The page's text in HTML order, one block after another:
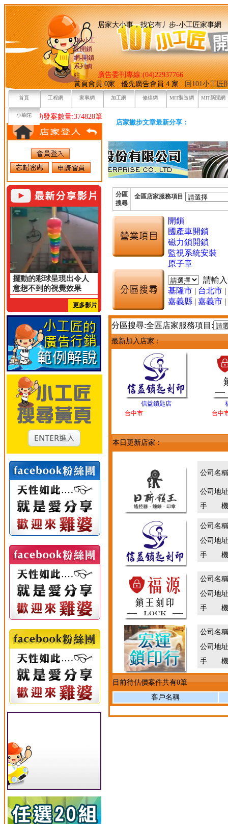
101小工
匠開鎖
網-開鎖
系列網
站
居家大小事，找它有丿步-小
廣告委刊專線:(04)22937766
黃頁會員:0家 優先廣告會員:4 家回101小工匠
首頁 工程網 家事網 加工網 修繕網 MIT製造網 MIT新聞網
小華陀
目前已成功發案數量:374828筆
擺動的彩球呈現出令人
意想不到的視覺效果
更多影片
店家撇步文章最新分享：
分區
搜尋
全區店家服務項目
開鎖
國產車開鎖
磁力鎖開鎖
監視系統安裝
原子章
請輸
基隆市 | 台北市 |
嘉義縣 | 嘉義市 |
分區搜尋:全區店家服務項目:
最新加入店家：
信益鎖匙店
台中市
台中
本日更新店家：
公司名
公司地
手 機
公司名
公司地
手 機
公司名
公司地
手 機
公司名
公司地
手 機
目前待估價案件共有0筆
客戶名稱